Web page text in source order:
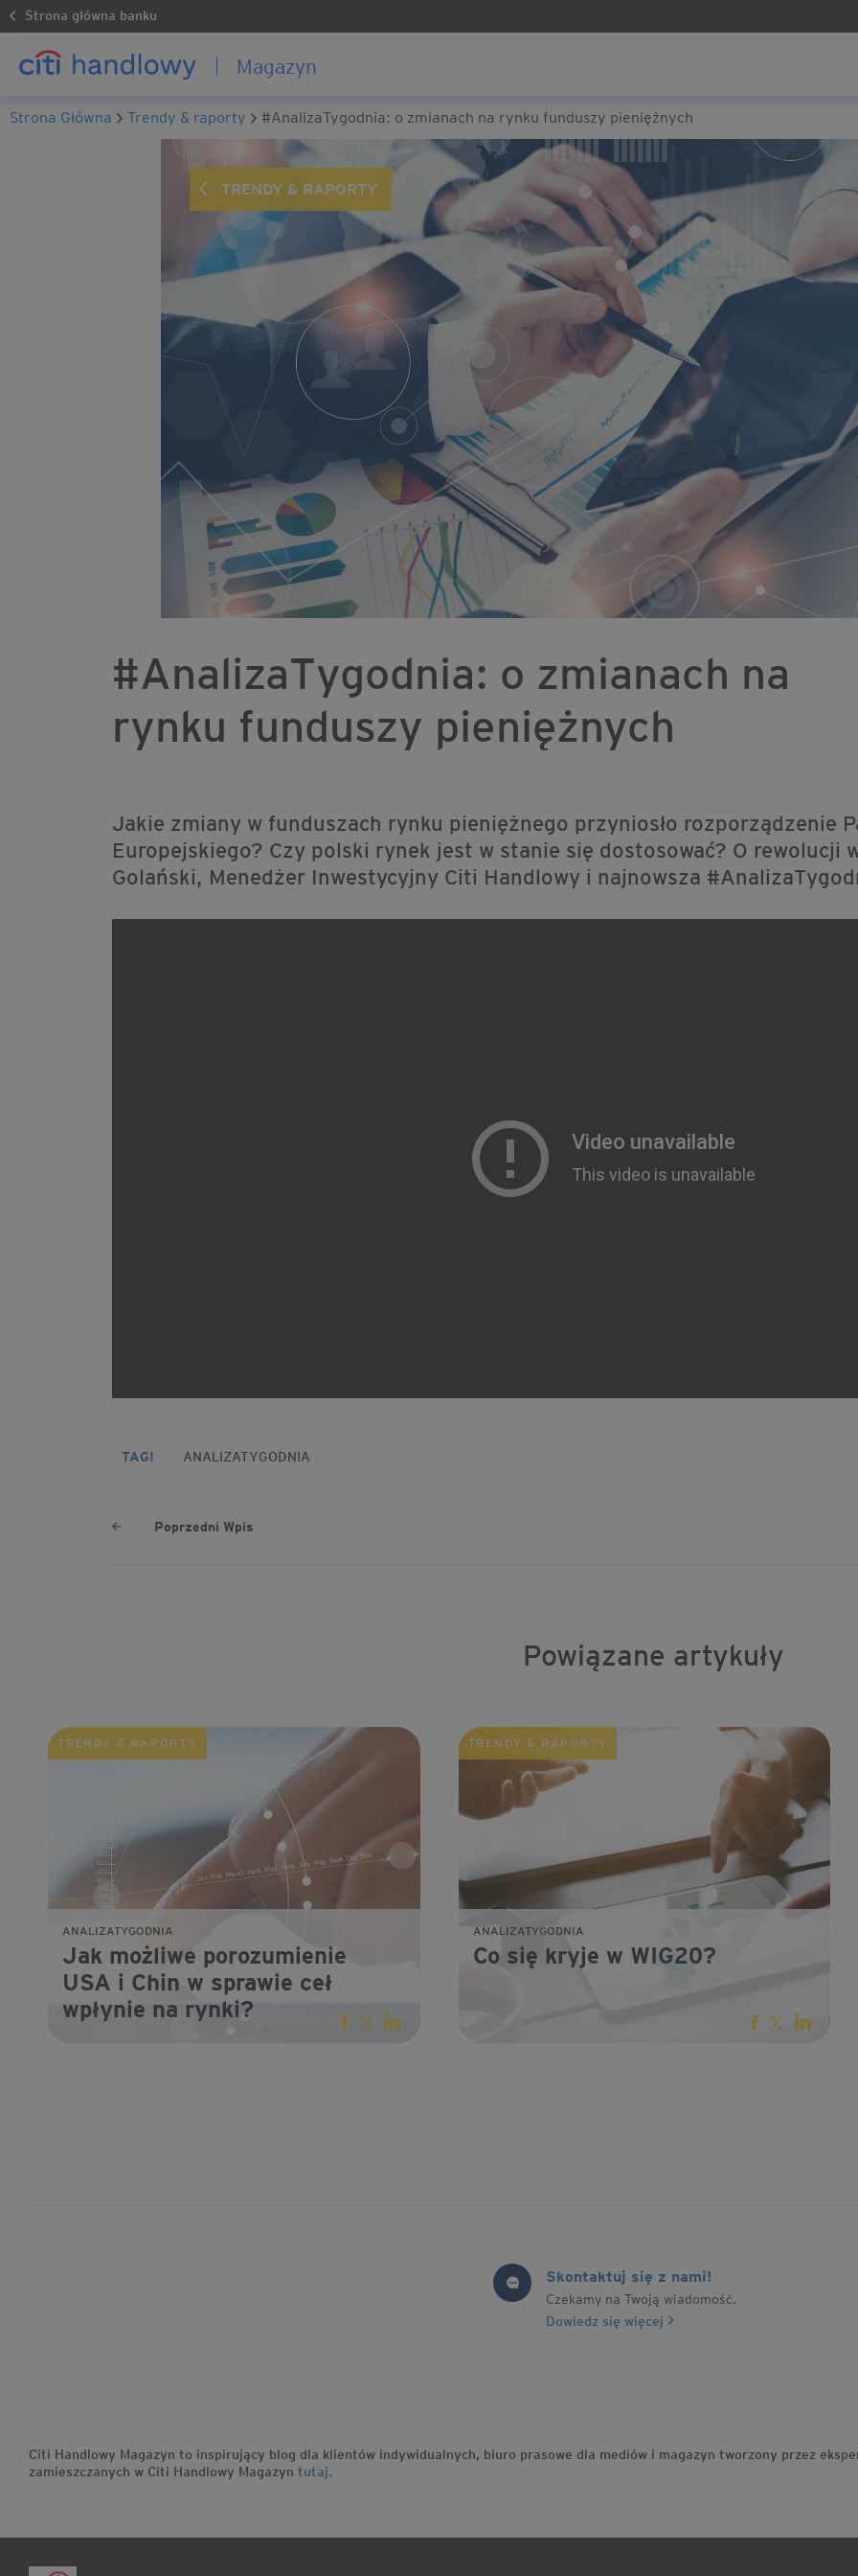
Strona główna banku
Magazyn
Strona Główna trendy & raporty #AnalizaTygodnia: o zmianach na rynku funduszy pieniężnych
TRENDY & RAPORTY
#AnalizaTygodnia: o zmianach na
rynku funduszy pieniężnych
Jakie zmiany w funduszach rynku pieniężnego przyniosło rozporządzenie
Europejskiego? Czy polski rynek jest w stanie się dostosować? O rewolucji
Golański, Menedżer Inwestycyjny Citi Handlowy i najnowsza
TAGI ANALIZATYGODNIA
Poprzedni Wpis
Powiązane artykuły
TRENDY & RAPORTY
ANALIZATYGODNIA
Jak możliwe porozumienie
USA i Chin w sprawie ceł
wpłynie na rynki?
TRENDY & RAPORTY
ANALIZATYGODNIA
Co się kryje w WIG20?
Skontaktuj się z nami!
Czekamy na Twoją wiadomość.
Dowiedz się więcej
Citi Handlowy Magazyn to inspirujący blog dla klientów indywidualnych, biuro prasowe dla mediów i magazyn tworzony przez
zamieszczanych w Citi Handlowy Magazyn tutaj.